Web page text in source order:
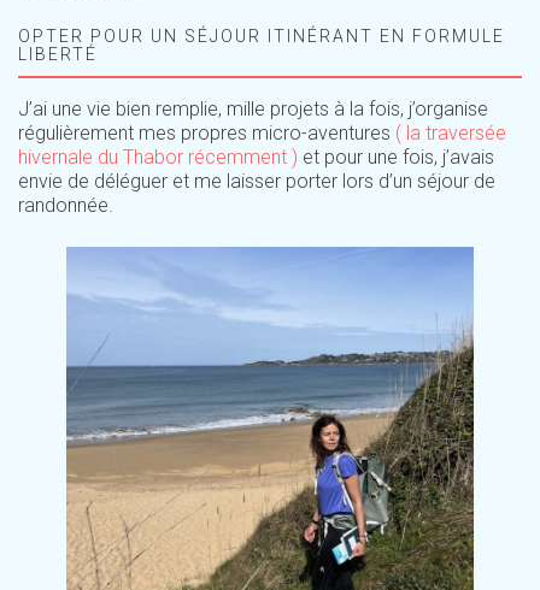
OPTER POUR UN SÉJOUR ITINÉRANT EN FORMULE
LIBERTÉ
J’ai une vie bien remplie, mille projets à la fois, j’organise
régulièrement mes propres micro-aventures ( la traversée
hivernale du Thabor récemment ) et pour une fois, j’avais
envie de déléguer et me laisser porter lors d’un séjour de
randonnée.